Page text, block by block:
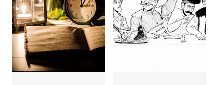
Czytaj dalej...
Czytaj dalej...